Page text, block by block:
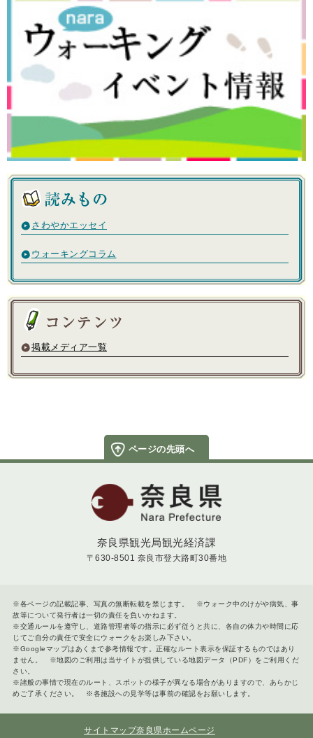
さわやかエッセイ
ウォーキングコラム
掲載メディア一覧
奈良県
奈良県観光局観光経済課
〒630-8501 奈良市登大路町30番地
※各ページの記載記事、写真の無断転載を禁じます。 ※ウォーク中のけがや病気、事
故等について発行者は一切の責任を負いかねます。
※交通ルールを遵守し、道路管理者等の指示に必ず従うと共に、各自の体力や時間に応
じてご自分の責任で安全にウォークをお楽しみ下さい。
※Googleマップはあくまで参考情報です。正確なルート表示を保証するものではあり
ません。 ※地図のご利用は当サイトが提供している地図データ（PDF）をご利用くだ
さい。
※諸般の事情で現在のルート、スポットの様子が異なる場合がありますので、あらかじ
めご了承ください。 ※各施設への見学等は事前の確認をお願いします。
サイトマップ奈良県ホームページ
ページの先頭へ